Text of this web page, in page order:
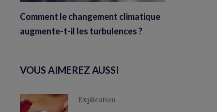
Comment le changement climatique
augmente-t-il les turbulences ?
VOUS AIMEREZ AUSSI
Explication